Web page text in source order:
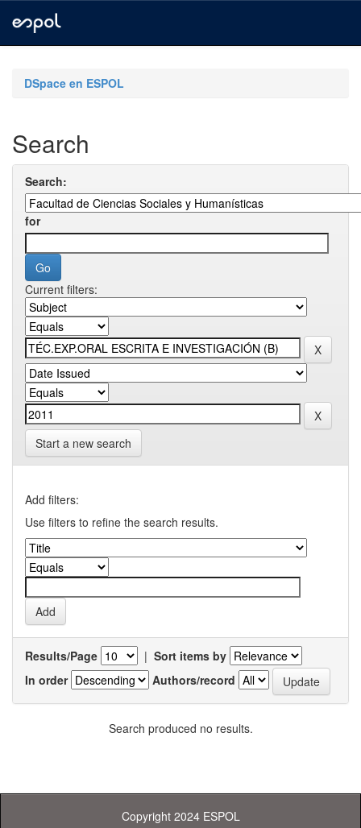
navigationDSpace en ESPOL
Search
Search:
for
Current filters:
Start a new search
Add filters:
Use filters to refine the search results.
Results/Page | Sort items by
In order
Authors/record
Search produced no results.
Copyright 2024 ESPOL